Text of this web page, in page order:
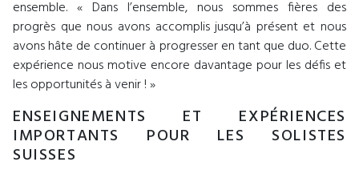
ensemble. « Dans l’ensemble, nous sommes fières des
progrès que nous avons accomplis jusqu’à présent et nous
avons hâte de continuer à progresser en tant que duo. Cette
expérience nous motive encore davantage pour les défis et
les opportunités à venir ! »
ENSEIGNEMENTS ET EXPÉRIENCES
IMPORTANTS POUR LES SOLISTES
SUISSES